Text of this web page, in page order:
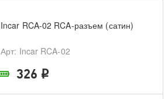
В наличии в магазине
Incar RCA-02 RCA-разъем (сатин)
Арт: Incar RCA-02
326 i